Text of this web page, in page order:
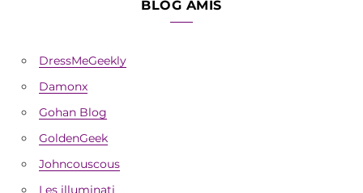
BLOG AMIS
DressMeGeekly
Damonx
Gohan Blog
GoldenGeek
Johncouscous
Les illuminati